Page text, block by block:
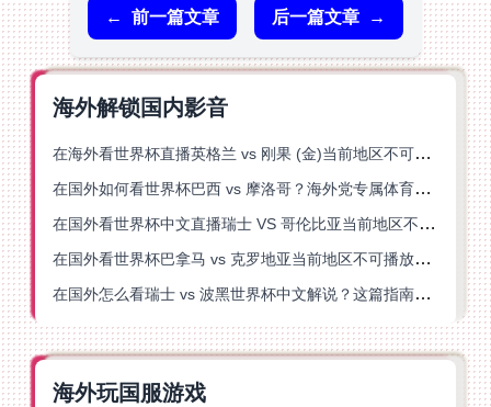
← 前一篇文章 后一篇文章 →
海外解锁国内影音
在海外看世界杯直播英格兰 vs 刚果 (金)当前地区不可播放？这篇指南帮你突破所有限制
在国外如何看世界杯巴西 vs 摩洛哥？海外党专属体育观赛指南来了
在国外看世界杯中文直播瑞士 VS 哥伦比亚当前地区不可播放？这篇指南帮你搞定
在国外看世界杯巴拿马 vs 克罗地亚当前地区不可播放？这篇指南帮你轻松解决海外体育直播难题
在国外怎么看瑞士 vs 波黑世界杯中文解说？这篇指南帮你搞定所有地区限制问题
海外玩国服游戏